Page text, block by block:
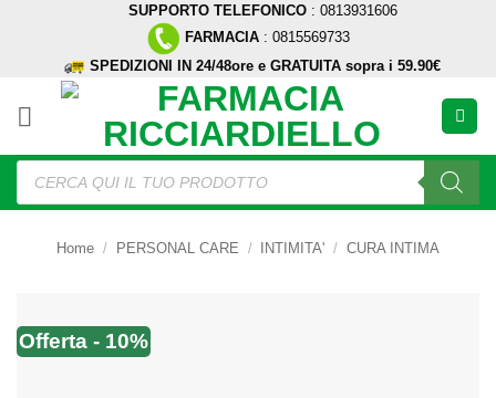
contenuti
SUPPORTO TELEFONICO : 0813931606
FARMACIA : 0815569733
SPEDIZIONI IN 24/48ore e GRATUITA sopra i 59.90€
Ricerca
prodotti
Home / PERSONAL CARE / INTIMITA' / CURA INTIMA
Offerta - 10%